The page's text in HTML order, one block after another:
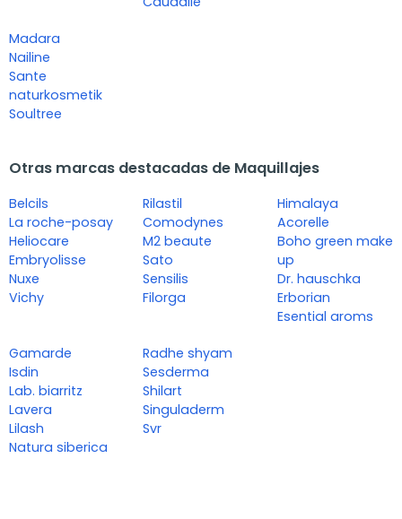
Madara
Nailine
Sante
naturkosmetik
Soultree
Otras marcas destacadas de Maquillajes
Belcils
La roche-posay
Heliocare
Embryolisse
Nuxe
Vichy
Rilastil
Comodynes
M2 beaute
Sato
Sensilis
Filorga
Himalaya
Acorelle
Boho green make
up
Dr. hauschka
Erborian
Esential aroms
Gamarde
Isdin
Lab. biarritz
Lavera
Lilash
Natura siberica
Radhe shyam
Sesderma
Shilart
Singuladerm
Svr